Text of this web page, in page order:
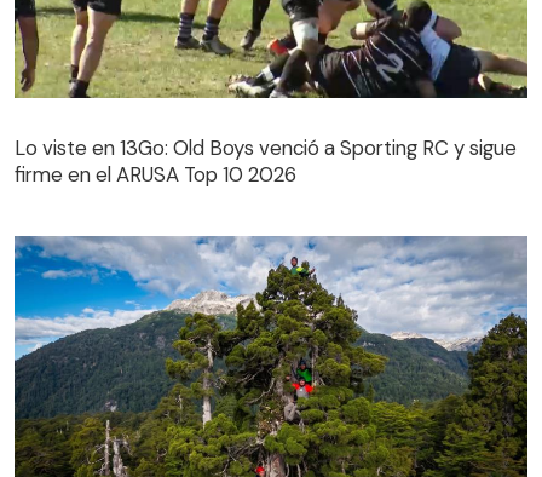
Lo viste en 13Go: Old Boys venció a Sporting RC y sigue
firme en el ARUSA Top 10 2026